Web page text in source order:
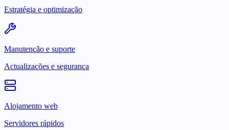
Estratégia e optimização
Manutenção e suporte
Actualizações e segurança
Alojamento web
Servidores rápidos